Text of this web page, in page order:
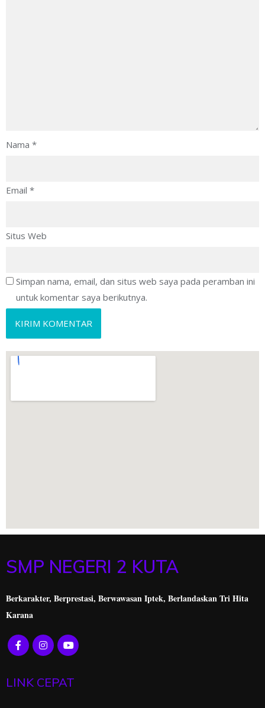
Nama *
Email *
Situs Web
Simpan nama, email, dan situs web saya pada peramban ini
untuk komentar saya berikutnya.
SMP NEGERI 2 KUTA
Berkarakter, Berprestasi, Berwawasan Iptek, Berlandaskan Tri Hita
Karana
LINK CEPAT